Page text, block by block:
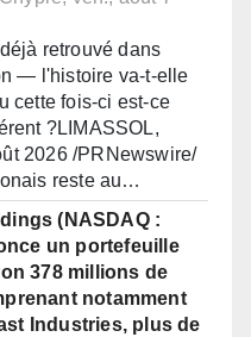
retrouvé dans
— l'histoire va-t-elle
cette fois-ci est-ce
?LIMASSOL,
2026 /PRNewswire/
reste au…
(NASDAQ :
un portefeuille
378 millions de
notamment
Industries, plus de